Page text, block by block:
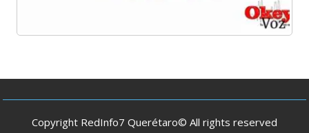
Copyright RedInfo7 Querétaro© All rights reserved